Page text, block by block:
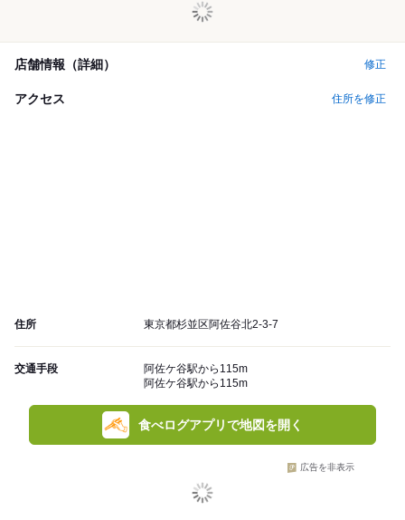
店舗情報（詳細） 修正
アクセス 住所を修正
住所 東京都杉並区阿佐谷北2-3-7
交通手段
阿佐ケ谷駅から115m
阿佐ケ谷駅から115m
食べログアプリで地図を開く
広告を非表示